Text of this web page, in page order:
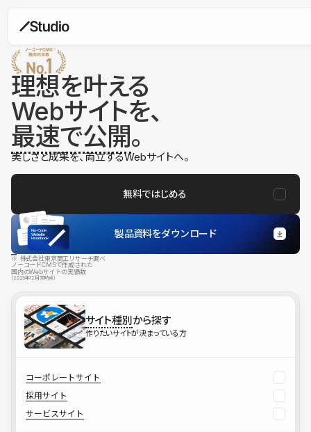
理想を叶える
Webサイトを、
最速で公開。
美しさと成果を、両立するWebサイトへ。
無料ではじめる
製品資料をダウンロード
※ 株式会社東京商工リサーチ調べ
ノーコードCMSで作成された
国内のWebサイトの実績数
（2025年12月末時点）
サイト種別から探す
作りたいサイトが決まっている方
コーポレートサイト
採用サイト
サービスサイト